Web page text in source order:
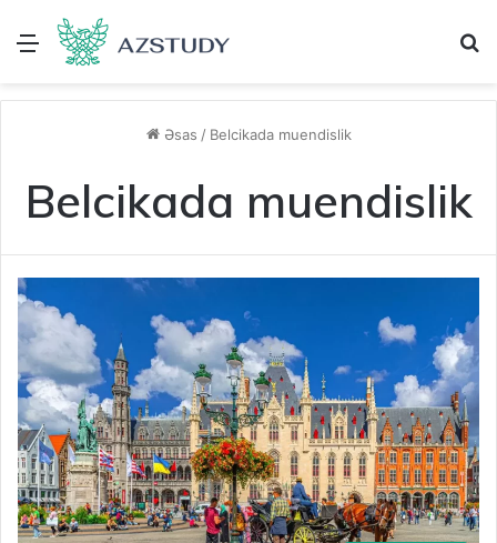
Menu
Əsas / Belcikada muendislik
Belcikada muendislik